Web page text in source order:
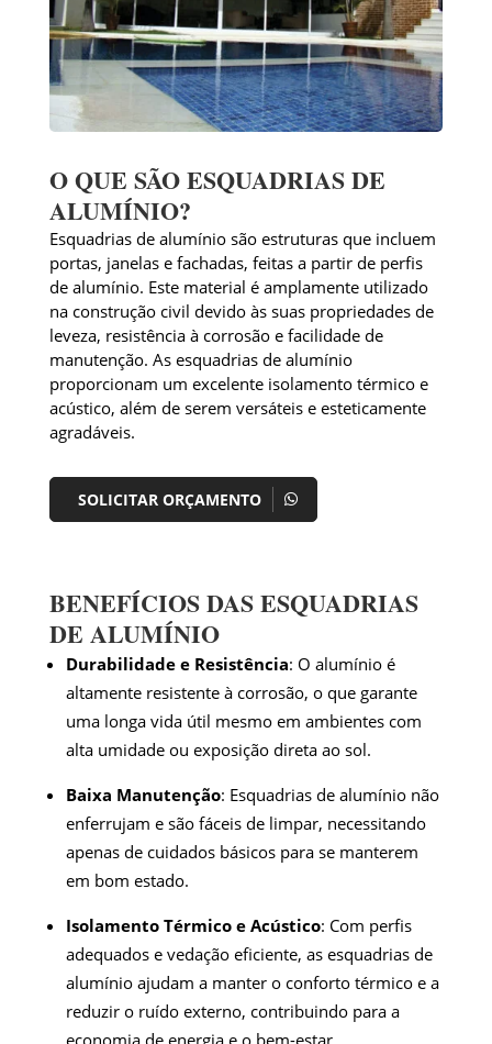
O QUE SÃO ESQUADRIAS DE
ALUMÍNIO?
Esquadrias de alumínio são estruturas que incluem
portas, janelas e fachadas, feitas a partir de perfis
de alumínio. Este material é amplamente utilizado
na construção civil devido às suas propriedades de
leveza, resistência à corrosão e facilidade de
manutenção. As esquadrias de alumínio
proporcionam um excelente isolamento térmico e
acústico, além de serem versáteis e esteticamente
agradáveis.
SOLICITAR ORÇAMENTO
BENEFÍCIOS DAS ESQUADRIAS
DE ALUMÍNIO
Durabilidade e Resistência: O alumínio é
altamente resistente à corrosão, o que garante
uma longa vida útil mesmo em ambientes com
alta umidade ou exposição direta ao sol.
Baixa Manutenção: Esquadrias de alumínio não
enferrujam e são fáceis de limpar, necessitando
apenas de cuidados básicos para se manterem
em bom estado.
Isolamento Térmico e Acústico: Com perfis
adequados e vedação eficiente, as esquadrias de
alumínio ajudam a manter o conforto térmico e a
reduzir o ruído externo, contribuindo para a
economia de energia e o bem-estar.